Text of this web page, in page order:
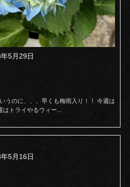
5月29日
うのに、、、早くも梅雨入り！！ 今週は
トライやるウィー...
5月16日